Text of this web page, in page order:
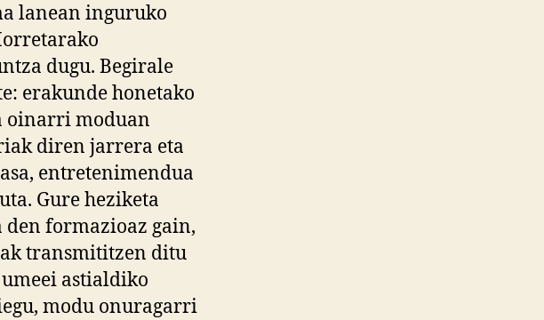
lanean inguruko
dugu. Begirale
erakunde honetako
oinarri moduan
diren jarrera eta
entretenimendua
Gure heziketa
den formazioaz gain,
transmititzen ditu
astialdiko
modu onuragarri